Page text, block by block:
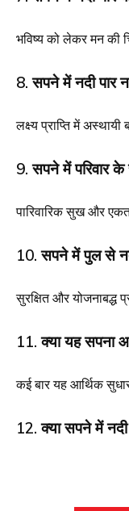
भविष्य को लेकर मन की
8. सपने में नदी पार
लक्ष्य प्राप्ति में
9. सपने में परिवार के
पारिवारिक सुख और
10. सपने में पुल से
सुरक्षित और योजनाबद्ध
11. क्या यह सपना
कई बार यह आर्थिक
12. क्या सपने में